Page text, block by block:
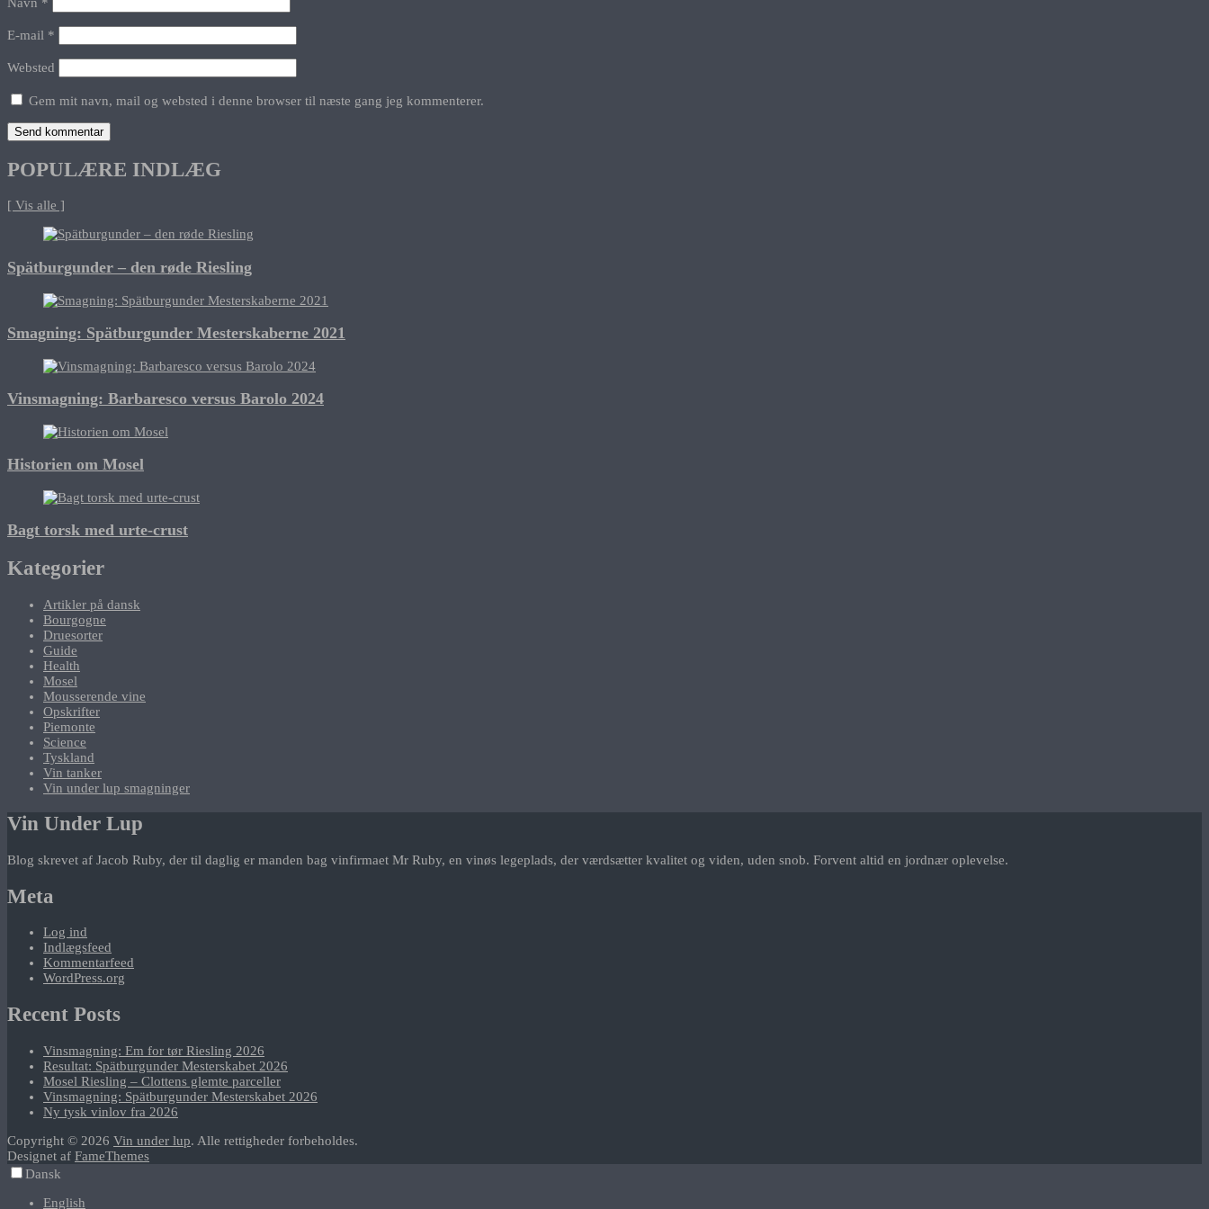
E-mail *
Websted
Gem mit navn, mail og websted i denne browser til næste gang jeg kommenterer.
POPULÆRE INDLÆG
[ Vis alle ]
Spätburgunder – den røde Riesling
Smagning: Spätburgunder Mesterskaberne 2021
Vinsmagning: Barbaresco versus Barolo 2024
Historien om Mosel
Bagt torsk med urte-crust
Kategorier
Artikler på dansk
Bourgogne
Druesorter
Guide
Health
Mosel
Mousserende vine
Opskrifter
Piemonte
Science
Tyskland
Vin tanker
Vin under lup smagninger
Vin Under Lup
Blog skrevet af Jacob Ruby, der til daglig er manden bag vinfirmaet Mr Ruby, en vinøs legeplads, der værdsætter kvalitet og viden, uden snob. Forvent altid en jordnær oplevelse.
Meta
Log ind
Indlægsfeed
Kommentarfeed
WordPress.org
Recent Posts
Vinsmagning: Em for tør Riesling 2026
Resultat: Spätburgunder Mesterskabet 2026
Mosel Riesling – Clottens glemte parceller
Vinsmagning: Spätburgunder Mesterskabet 2026
Ny tysk vinlov fra 2026
Copyright © 2026 Vin under lup. Alle rettigheder forbeholdes.
Designet af FameThemes
Dansk
English